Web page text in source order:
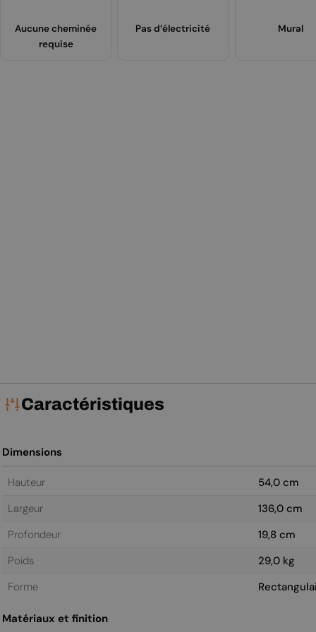
Aucune cheminée
requise
Pas d’électricité Mural
Caractéristiques
Dimensions
Hauteur
54,0 cm
Largeur
136,0 cm
Profondeur
19,8 cm
Poids
29,0 kg
Forme
Matériaux et finition